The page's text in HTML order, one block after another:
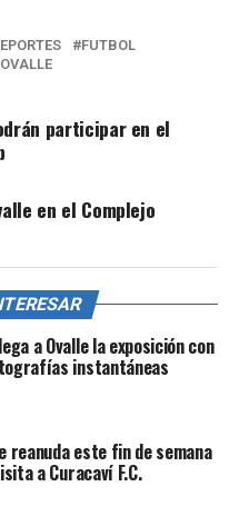
FUTBOL
OVALLE
participar en el
en el Complejo
a Ovalle la exposición con
instantáneas
reanuda este fin de semana
a Curacaví F.C.